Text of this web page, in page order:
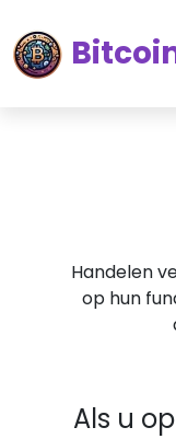
Handelen
op hun
Als u